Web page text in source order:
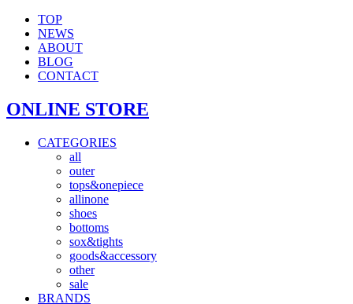
TOP
NEWS
ABOUT
BLOG
CONTACT
ONLINE STORE
CATEGORIES
all
outer
tops&onepiece
allinone
shoes
bottoms
sox&tights
goods&accessory
other
sale
BRANDS